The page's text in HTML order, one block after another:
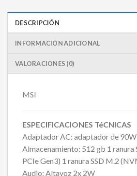
DESCRIPCIÓN
INFORMACIÓN ADICIONAL
VALORACIONES (0)
MSI
ESPECIFICACIONES TéCNICAS
Adaptador AC: adaptador de 90W
Almacenamiento: 512 gb 1
PCIe Gen3) 1 ranura SSD M.2
Audio: Altavoz 2x 2W